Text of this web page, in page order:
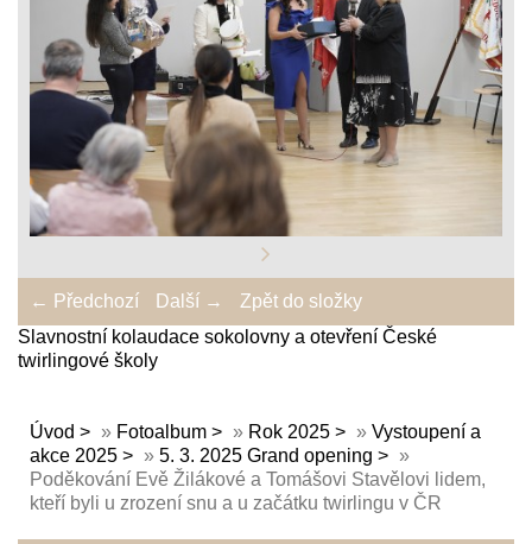
← Předchozí Další →
Zpět do složky
Slavnostní kolaudace sokolovny a otevření České
twirlingové školy
Úvod » Fotoalbum » Rok 2025 » Vystoupení a
akce 2025
» 5. 3. 2025 Grand opening
»
Poděkování Evě Žilákové a Tomášovi Stavělovi lidem,
kteří byli u zrození snu a u začátku twirlingu v ČR